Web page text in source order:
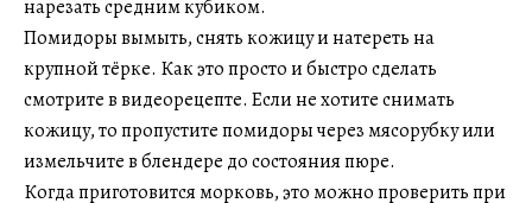
нарезать средним кубиком.
Помидоры вымыть, снять кожицу и натереть на
крупной тёрке. Как это просто и быстро сделать
смотрите в видеорецепте. Если не хотите снимать
кожицу, то пропустите помидоры через мясорубку или
измельчите в блендере до состояния пюре.
Когда приготовится морковь, это можно проверить при